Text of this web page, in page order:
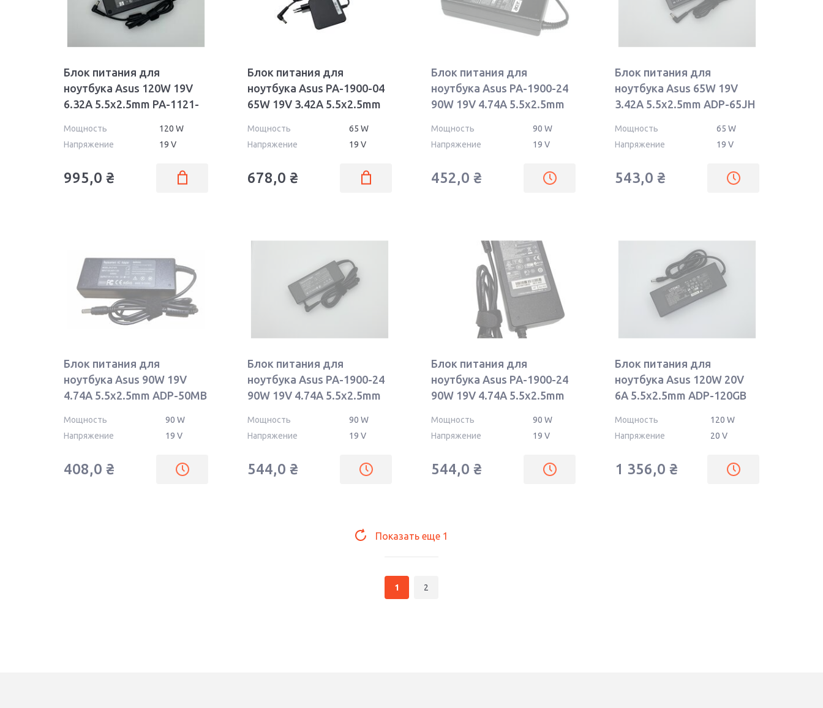
Блок питания для
ноутбука Asus 120W 19V
6.32A 5.5x2.5mm PA-1121-
Мощность
120 W
Напряжение
19 V
995,0 ₴
Блок питания для
ноутбука Asus PA-1900-04
65W 19V 3.42A 5.5x2.5mm
Мощность
65 W
Напряжение
19 V
678,0 ₴
Блок питания для
ноутбука Asus PA-1900-24
90W 19V 4.74A 5.5x2.5mm
Мощность
90 W
Напряжение
19 V
452,0 ₴
Блок питания для
ноутбука Asus 65W 19V
3.42A 5.5x2.5mm ADP-65JH
Мощность
65 W
Напряжение
19 V
543,0 ₴
Блок питания для
ноутбука Asus 90W 19V
4.74A 5.5x2.5mm ADP-50MB
Мощность
90 W
Напряжение
19 V
408,0 ₴
Блок питания для
ноутбука Asus PA-1900-24
90W 19V 4.74A 5.5x2.5mm
Мощность
90 W
Напряжение
19 V
544,0 ₴
Блок питания для
ноутбука Asus PA-1900-24
90W 19V 4.74A 5.5x2.5mm
Мощность
90 W
Напряжение
19 V
544,0 ₴
Блок питания для
ноутбука Asus 120W 20V
6A 5.5x2.5mm ADP-120GB
Мощность
120 W
Напряжение
20 V
1 356,0 ₴
Показать еще 1
1 2